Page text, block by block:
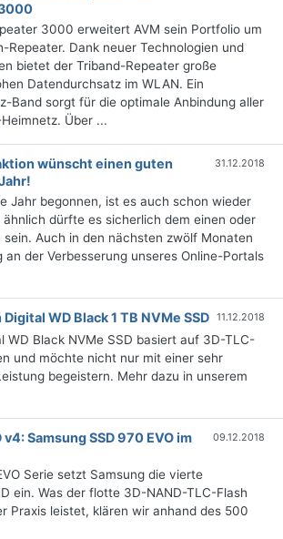
3000 erweitert AVM sein Portfolio um
Repeater. Dank neuer Technologien und
bietet der Triband-Repeater große
Datendurchsatz im WLAN. Ein
Band sorgt für die optimale Anbindung aller
Über ...
wünscht einen guten
31.12.2018
Jahr begonnen, ist es auch schon wieder
dürfte es sicherlich dem einen oder
sein. Auch in den nächsten zwölf Monaten
der Verbesserung unseres Online-Portals
WD Black 1 TB NVMe SSD 11.12.2018
WD Black NVMe SSD basiert auf 3D-TLC-
und möchte nicht nur mit einer sehr
begeistern. Mehr dazu in unserem
Samsung SSD 970 EVO im
09.12.2018
Serie setzt Samsung die vierte
ein. Was der flotte 3D-NAND-TLC-Flash
Praxis leistet, klären wir anhand des 500